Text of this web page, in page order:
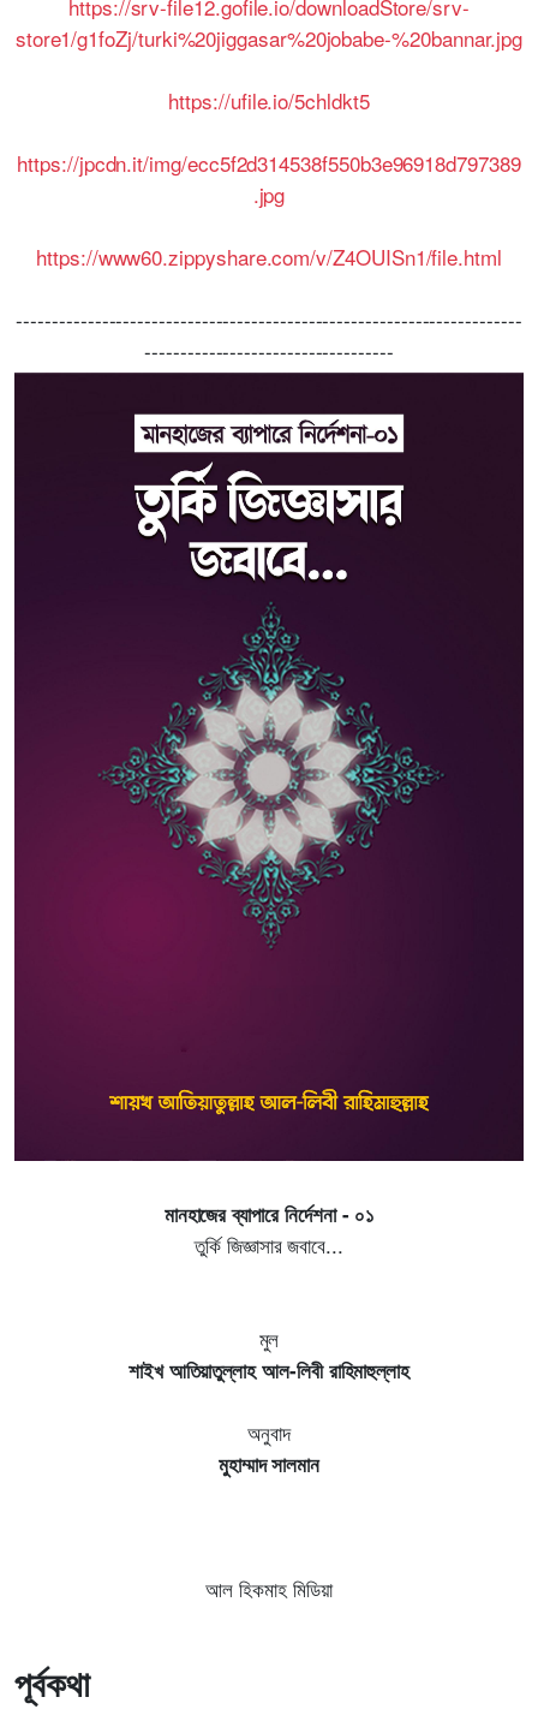
https://srv-file12.gofile.io/downloadStore/srv-
store1/g1foZj/turki%20jiggasar%20jobabe-%20bannar.jpg
https://ufile.io/5chldkt5
https://jpcdn.it/img/ecc5f2d314538f550b3e96918d797389
.jpg
https://www60.zippyshare.com/v/Z4OUISn1/file.html
-----------------------------------------------------------------------
-----------------------------------
মানহাজের ব্যাপারে নির্দেশনা - ০১
তুর্কি জিজ্ঞাসার জবাবে...
মুল
শাইখ আতিয়াতুল্লাহ আল-লিবী রাহিমাহুল্লাহ
অনুবাদ
মুহাম্মাদ সালমান
আল হিকমাহ মিডিয়া
পূর্বকথা